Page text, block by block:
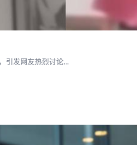
引发网友热烈讨论...